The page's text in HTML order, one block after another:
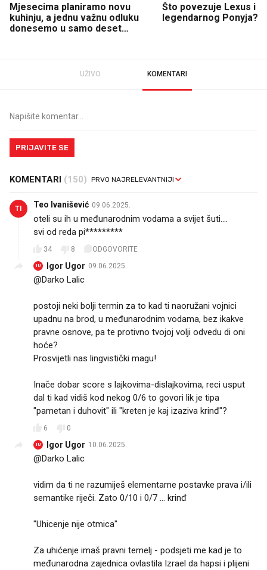
Mjesecima planiramo novu
kuhinju, a jednu važnu odluku
donesemo u samo deset
Što povezuje Lexus i
legendarnog Ponyja?
UŽIVO KOMENTARI
PRIJAVITE SE
KOMENTARI (150)
TI Teo Ivanišević 09.06.2025.
oteli su ih u međunarodnim vodama a svijet šuti....
svi od reda pi*********
34 8 ODGOVORITE
IU Igor Ugor 09.06.2025.
@Darko Lalic
postoji neki bolji termin za to kad ti naoružani vojnici
upadnu na brod, u međunarodnim vodama, bez ikakve
pravne osnove, pa te protivno tvojoj volji odvedu di oni
hoće?
Prosvijetli nas lingvistički magu!
Inače dobar score s lajkovima-dislajkovima, reci usput
dal ti kad vidiš kod nekog 0/6 to govori lik je tipa
"pametan i duhovit" ili "kreten je kaj izaziva krinđ"?
6 0
IU Igor Ugor 10.06.2025.
@Darko Lalic
vidim da ti ne razumiješ elementarne postavke prava i/ili
semantike riječi. Zato 0/10 i 0/7 ... krinđ
"Uhicenje nije otmica"
Za uhićenje imaš pravni temelj - podsjeti me kad je to
međunarodna zajednica ovlastila Izrael da hapsi i plijeni